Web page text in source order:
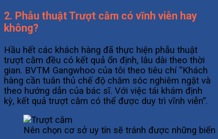
2. Phẫu thuật Trượt cằm có vĩnh viễn hay
không?
Hầu hết các khách hàng đã thực hiện phẫu thuật
trượt cằm đều có kết quả ổn định, lâu dài theo thời
gian. BVTM Gangwhoo của tôi theo tiêu chí “Khách
hàng cần tuân thủ chế độ chăm sóc nghiêm ngặt và
theo hướng dẫn của bác sĩ. Với việc tái khám định
kỳ, kết quả trượt cằm có thể được duy trì vĩnh viễn”.
Nên chọn cơ sở uy tín sẽ tránh được những biến